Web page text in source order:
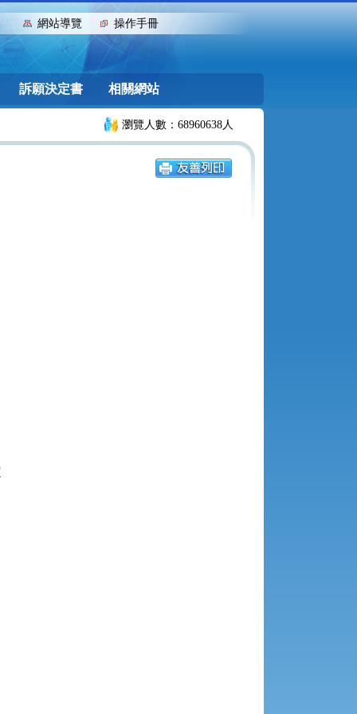
::: 網站導覽 操作手冊
訴願決定書 相關網站
瀏覽人數：68960638人